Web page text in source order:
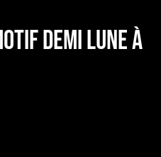
Demi Lune à